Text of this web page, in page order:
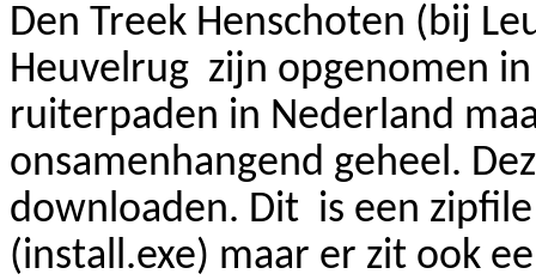
Den Treek Henschoten (bij
Heuvelrug zijn opgenomen
ruiterpaden in Nederland
onsamenhangend geheel.
downloaden. Dit is een
(install.exe) maar er zit ook